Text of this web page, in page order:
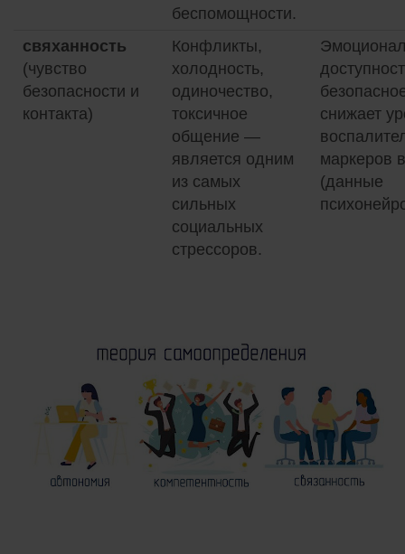
беспомощности.
свяханность
(чувство
безопасности и
контакта)
Конфликты,
холодность,
одиночество,
токсичное
общение —
является одним
из самых
сильных
социальных
стрессоров.
снижает
маркеров
(данные